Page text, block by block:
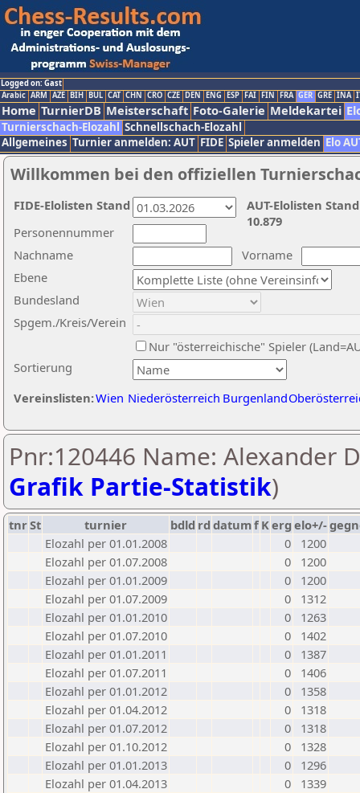
Logged on: Gast
Arabic ARM AZE BIH BUL CAT CHN CRO CZE DEN ENG ESP FAI FIN FRA GER GRE INA
Home TurnierDB Meisterschaft Foto-Galerie Meldekartei
Turnierschach-Elozahl Schnellschach-Elozahl
Allgemeines Turnier anmelden: AUT FIDE Spieler anmelden Elo
Willkommen bei den offiziellen
Nachname
Vorname
Ebene
Sortierung
Personennummer
Bundesland
Spgem./Kreis/Verein
Nur "österreichische" Spieler
Vereinslisten:Wien Niederösterreich Burgenland
AUT-Elolisten
10.879
FIDE-Elolisten Stand
Pnr:120446 Name: Alexander
Grafik Partie-Statistik)
tnrSt turnier bdld rd datumf Kerg elo+/-
Elozahl per 01.01.2008
0
1200
Elozahl per 01.07.2008
0
1200
Elozahl per 01.01.2009
0
1200
Elozahl per 01.07.2009
0
1312
Elozahl per 01.01.2010
0
1263
Elozahl per 01.07.2010
0
1402
Elozahl per 01.01.2011
0
1387
Elozahl per 01.07.2011
0
1406
Elozahl per 01.01.2012
0
1358
Elozahl per 01.04.2012
0
1318
Elozahl per 01.07.2012
0
1318
Elozahl per 01.10.2012
0
1328
Elozahl per 01.01.2013
0
1296
Elozahl per 01.04.2013
0
1339